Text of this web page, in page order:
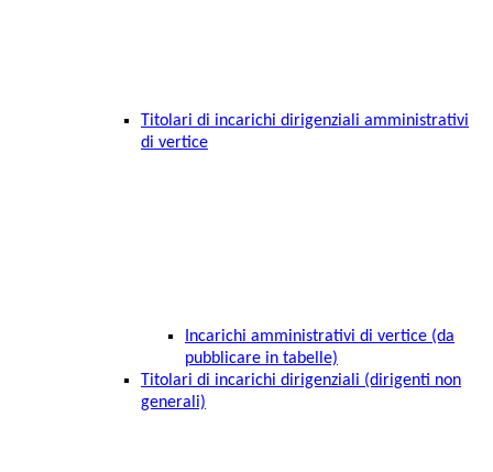
Titolari di incarichi dirigenziali amministrativi
di vertice
Incarichi amministrativi di vertice (da
pubblicare in tabelle)
Titolari di incarichi dirigenziali (dirigenti non
generali)